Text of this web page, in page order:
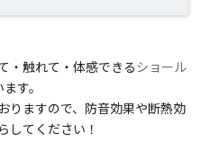
・触れて・体感できるショール
す。
りますので、防音効果や断熱効
してください！